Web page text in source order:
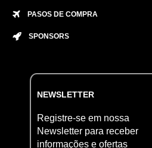
PASOS DE COMPRA
SPONSORS
NEWSLETTER
Registre-se em nossa
Newsletter para receber
informações e ofertas